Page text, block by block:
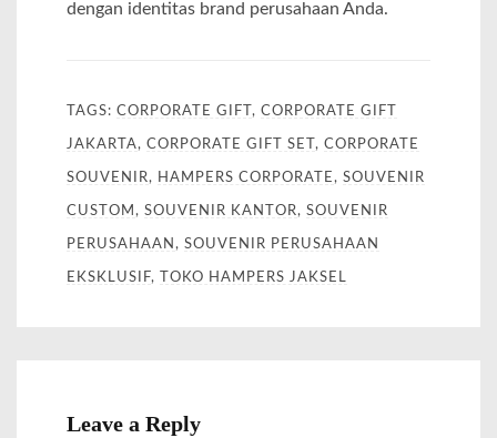
dengan identitas brand perusahaan Anda.
TAGS: CORPORATE GIFT , CORPORATE GIFT
JAKARTA, CORPORATE GIFT SET , CORPORATE
SOUVENIR, HAMPERS CORPORATE , SOUVENIR
CUSTOM , SOUVENIR KANTOR, SOUVENIR
PERUSAHAAN , SOUVENIR PERUSAHAAN
EKSKLUSIF, TOKO HAMPERS JAKSEL
Leave a Reply